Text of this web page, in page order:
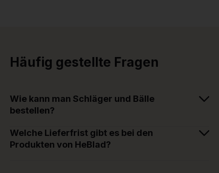
Häufig gestellte Fragen
Wie kann man Schläger und Bälle
bestellen?
Welche Lieferfrist gibt es bei den
Produkten von HeBlad?